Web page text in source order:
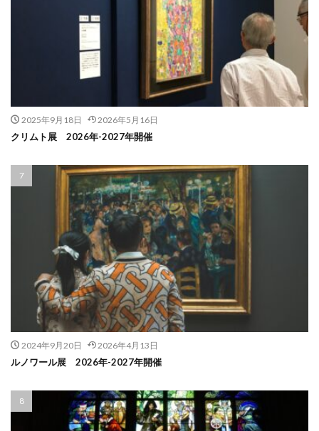
2025年9月18日 2026年5月16日
クリムト展 2026年-2027年開催
2024年9月20日 2026年4月13日
ルノワール展 2026年-2027年開催